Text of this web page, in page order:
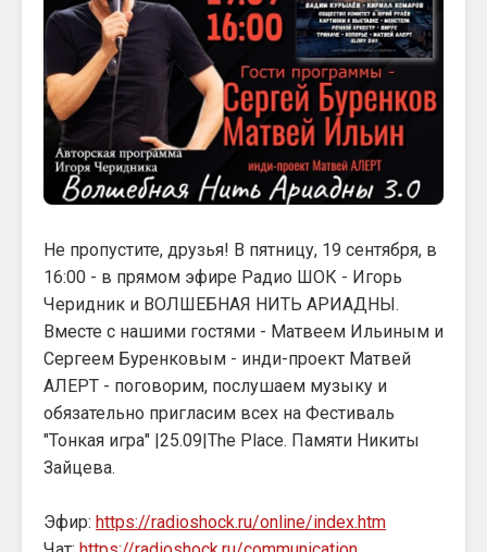
Не пропустите, друзья! В пятницу, 19 сентября, в
16:00 - в прямом эфире Радио ШОК - Игорь
Черидник и ВОЛШЕБНАЯ НИТЬ АРИАДНЫ.
Вместе с нашими гостями - Матвеем Ильиным и
Сергеем Буренковым - инди-проект Матвей
АЛЕРТ - поговорим, послушаем музыку и
обязательно пригласим всех на Фестиваль
"Тонкая игра" |25.09|The Place. Памяти Никиты
Зайцева.
Эфир: https://radioshock.ru/online/index.htm